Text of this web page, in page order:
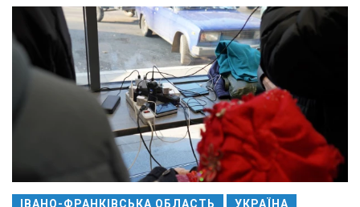
ІВАНО-ФРАНКІВСЬКА ОБЛАСТЬ УКРАЇНА